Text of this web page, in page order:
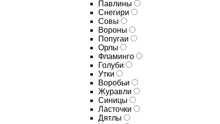
Павлины
Снегири
Совы
Вороны
Попугаи
Орлы
Фламинго
Голуби
Утки
Воробьи
Журавли
Синицы
Ласточки
Дятлы